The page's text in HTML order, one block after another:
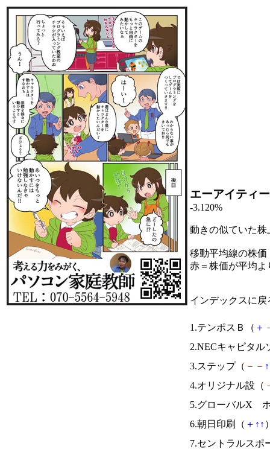
エーアイティー
-3.120%
動きの似ていた
移動平均線の株価
赤＝株価が平均
インデックスに戻
1.テンポスＢ（ ＋
2.NECキャピタル
3.ステップ（ － － ↑
4.オリジナル設（
5.グローバルX
6.朝日印刷（ ＋ ↑ ↑
7.セントラルスポ